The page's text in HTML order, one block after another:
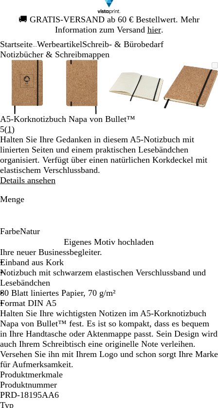
🚚 GRATIS-VERSAND ab 60 € Bestellwert. Mehr
Information zum Versand hier.
Galeriebild
1
Startseite WerbeartikelSchreib- & Bürobedarf
Notizbücher & Schreibmappen
Vergrößer-/verkleinerbares
Bild
Zoom
auf
Minimum
Klicken
zum
Vergrößern
Verwenden
Sie
die
Tasten
+
und
zum
Zoomen
und
die
Pfeiltasten
zum
Vergrößer-/verkleinerbares
Bild
Zoom
auf
Minimum
Klicken
zum
Vergrößern
Verwenden
Sie
die
Tasten
+
-
zum
Zoomen
und
die
Vergrößer-/
Bild
auf
Minimum
zum
Vergrößern
Sie
die
Tasten
zum
Zoomen
und
Bild
Zoom
auf
Klicken
zum
Sie
die
Tasten
+
zum
und
Galeriebild
von
A5-Korknotizbuch Napa von Bullet™
5(1Bewertungen
1
lesen
)
Halten Sie Ihre Gedanken in diesem A5-Notizbuch mit
linierten Seiten und einem praktischen Lesebändchen
organisiert. Verfügt über einen natürlichen Korkdeckel mit
elastischem Verschlussband.
Details ansehen
Menge
FarbeNatur
a
t
u
r
Eigenes Motiv hochladen
Ihre neuer Businessbegleiter.
Einband aus Kork
Notizbuch mit schwarzem elastischen Verschlussband und
Lesebändchen
80 Blatt liniertes Papier, 70 g/m²
Format DIN A5
Halten Sie Ihre wichtigsten Notizen im A5-Korknotizbuch
Napa von Bullet™ fest. Es ist so kompakt, dass es bequem
in Ihre Handtasche oder Aktenmappe passt. Sein Design wird
auch Ihrem Schreibtisch eine originelle Note verleihen.
Versehen Sie ihn mit Ihrem Logo und schon sorgt Ihre Marke
für Aufmerksamkeit.
Produktmerkmale
Produktnummer
PRD-18195AA6
Typ